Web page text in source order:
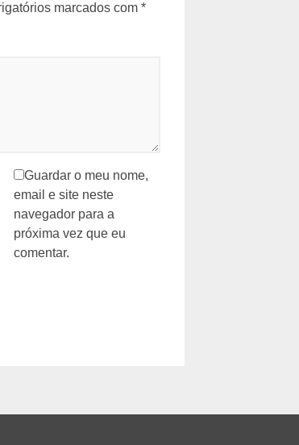
marcados com *
Guardar o meu nome,
email e site neste
navegador para a
próxima vez que eu
comentar.